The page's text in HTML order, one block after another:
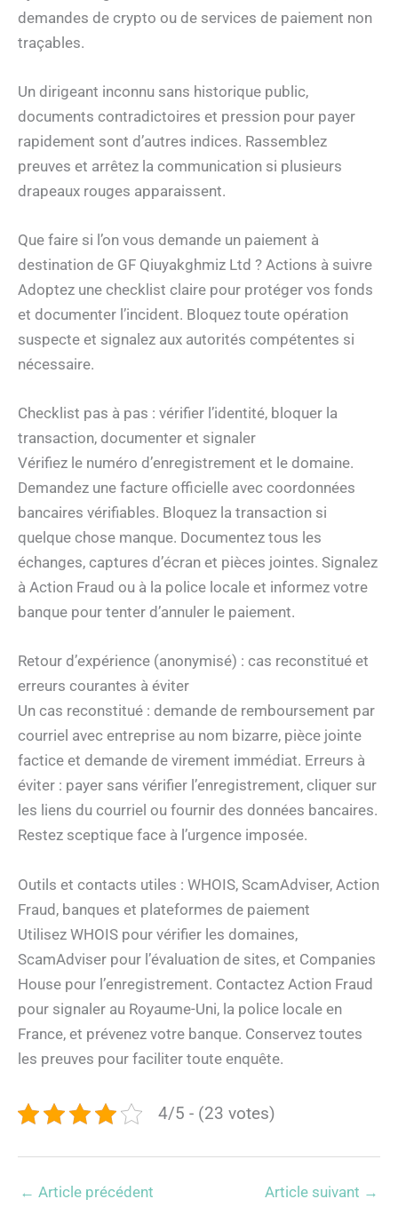
demandes de crypto ou de services de paiement non
traçables.
Un dirigeant inconnu sans historique public,
documents contradictoires et pression pour payer
rapidement sont d’autres indices. Rassemblez
preuves et arrêtez la communication si plusieurs
drapeaux rouges apparaissent.
Que faire si l’on vous demande un paiement à
destination de GF Qiuyakghmiz Ltd ? Actions à suivre
Adoptez une checklist claire pour protéger vos fonds
et documenter l’incident. Bloquez toute opération
suspecte et signalez aux autorités compétentes si
nécessaire.
Checklist pas à pas : vérifier l’identité, bloquer la
transaction, documenter et signaler
Vérifiez le numéro d’enregistrement et le domaine.
Demandez une facture officielle avec coordonnées
bancaires vérifiables. Bloquez la transaction si
quelque chose manque. Documentez tous les
échanges, captures d’écran et pièces jointes. Signalez
à Action Fraud ou à la police locale et informez votre
banque pour tenter d’annuler le paiement.
Retour d’expérience (anonymisé) : cas reconstitué et
erreurs courantes à éviter
Un cas reconstitué : demande de remboursement par
courriel avec entreprise au nom bizarre, pièce jointe
factice et demande de virement immédiat. Erreurs à
éviter : payer sans vérifier l’enregistrement, cliquer sur
les liens du courriel ou fournir des données bancaires.
Restez sceptique face à l’urgence imposée.
Outils et contacts utiles : WHOIS, ScamAdviser, Action
Fraud, banques et plateformes de paiement
Utilisez WHOIS pour vérifier les domaines,
ScamAdviser pour l’évaluation de sites, et Companies
House pour l’enregistrement. Contactez Action Fraud
pour signaler au Royaume-Uni, la police locale en
France, et prévenez votre banque. Conservez toutes
les preuves pour faciliter toute enquête.
4/5 - (23 votes)
← Article précédent Article suivant →